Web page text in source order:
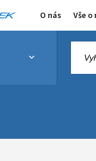
O nás Vše o